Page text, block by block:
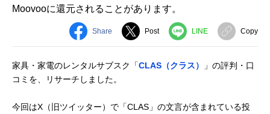
Moovooに還元されることがあります。
Share Post LINE Copy
家具・家電のレンタルサブスク「CLAS（クラス）
」の評判・口
コミを、リサーチしました。
今回はX（旧ツイッター）で「CLAS」の文言が含まれている投